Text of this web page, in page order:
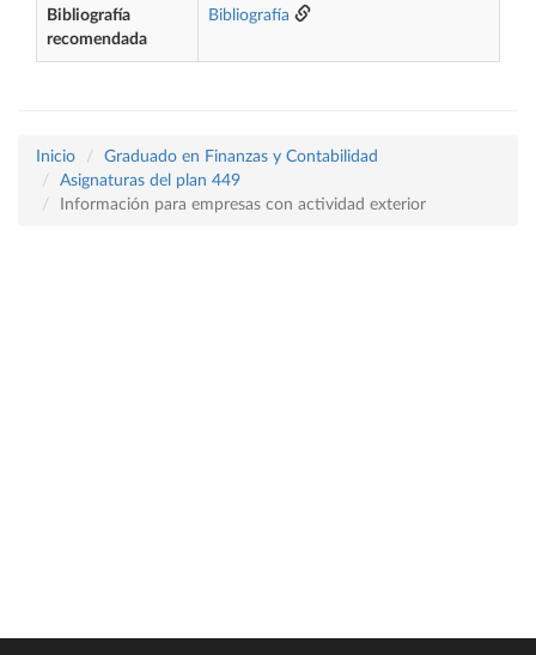
Bibliografía
recomendada
Bibliografía
Inicio
Graduado en Finanzas y Contabilidad
Asignaturas del plan 449
Información para empresas con actividad exterior